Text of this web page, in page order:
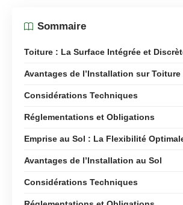
Sommaire
Toiture : La Surface Intégrée et
Avantages de l’Installation sur Toiture
Considérations Techniques
Réglementations et Obligations
Emprise au Sol : La Flexibilité
Avantages de l’Installation au Sol
Considérations Techniques